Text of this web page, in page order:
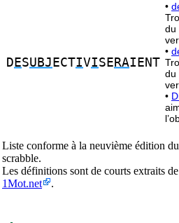
D ESUBJ ECTIVISE RAIENT
•
du
•
du
•
Liste conforme à la neuvième édition
scrabble.
Les définitions sont de courts extraits de
1Mot.net
.